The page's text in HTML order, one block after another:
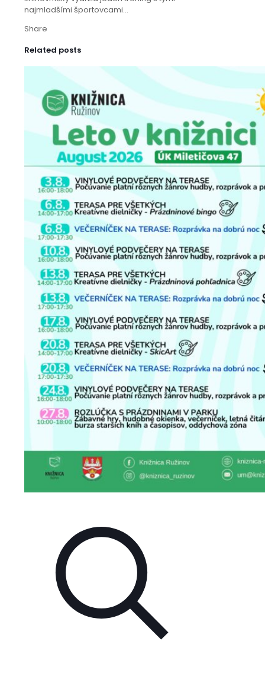
najmladšími športovcami...
Share
Related posts